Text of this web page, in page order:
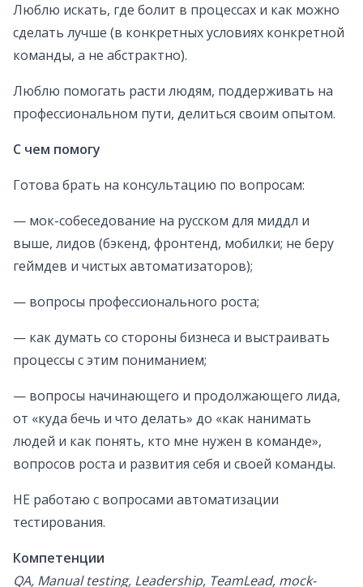
Люблю искать, где болит в процессах и как можно
сделать лучше (в конкретных условиях конкретной
команды, а не абстрактно).
Люблю помогать расти людям, поддерживать на
профессиональном пути, делиться своим опытом.
С чем помогу
Готова брать на консультацию по вопросам:
— мок-собеседование на русском для миддл и
выше, лидов (бэкенд, фронтенд, мобилки; не беру
геймдев и чистых автоматизаторов);
— вопросы профессионального роста;
— как думать со стороны бизнеса и выстраивать
процессы с этим пониманием;
— вопросы начинающего и продолжающего лида,
от «куда бечь и что делать» до «как нанимать
людей и как понять, кто мне нужен в команде»,
вопросов роста и развития себя и своей команды.
НЕ работаю с вопросами автоматизации
тестирования.
Компетенции
QA, Manual testing, Leadership, TeamLead, mock-